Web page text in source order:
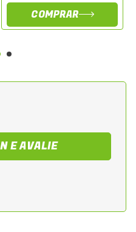
COMPRAR
E AVALIE